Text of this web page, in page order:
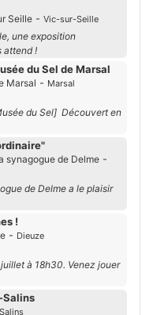
Seille - Vic-sur-Seille
une exposition
attend !
du Sel de Marsal
Marsal - Marsal
du Sel] Découvert en
synagogue de Delme -
de Delme a le plaisir
!
- Dieuze
à 18h30. Venez jouer
Salins